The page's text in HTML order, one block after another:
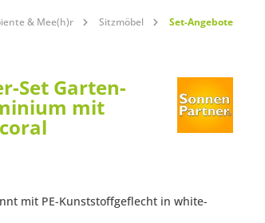
& Mee(h)r Sitzmöbel Set-Angebote
Set Garten-
mit
mit PE-Kunststoffgeflecht in white-